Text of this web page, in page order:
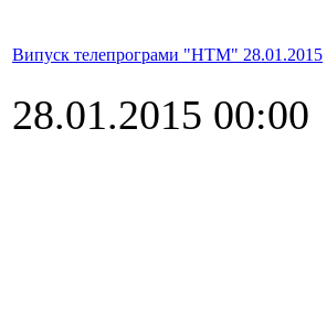
Випуск телепрограми "НТМ" 28.01.2015
28.01.2015 00:00